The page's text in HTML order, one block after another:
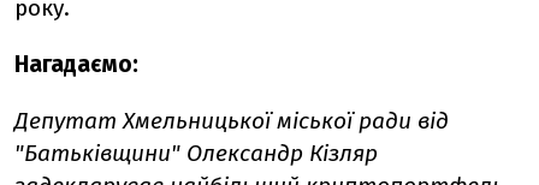
року.
Нагадаємо:
Депутат Хмельницької міської ради від
"Батьківщини" Олександр Кізляр